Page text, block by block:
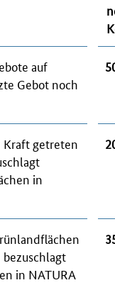
auf
Gebot noch
Kraftgetreten
in
in NATURA